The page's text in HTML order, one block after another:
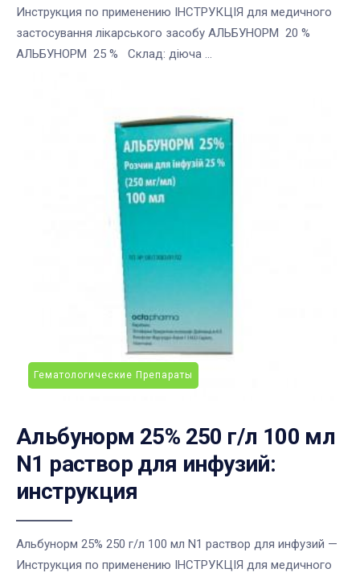
Инструкция по применению ІНСТРУКЦІЯ для медичного
застосування лікарського засобу АЛЬБУНОРМ 20 %
АЛЬБУНОРМ 25 % Склад: діюча ...
Гематологические Препараты
Альбунорм 25% 250 г/л 100 мл
N1 раствор для инфузий:
инструкция
Альбунорм 25% 250 г/л 100 мл N1 раствор для инфузий —
Инструкция по применению ІНСТРУКЦІЯ для медичного